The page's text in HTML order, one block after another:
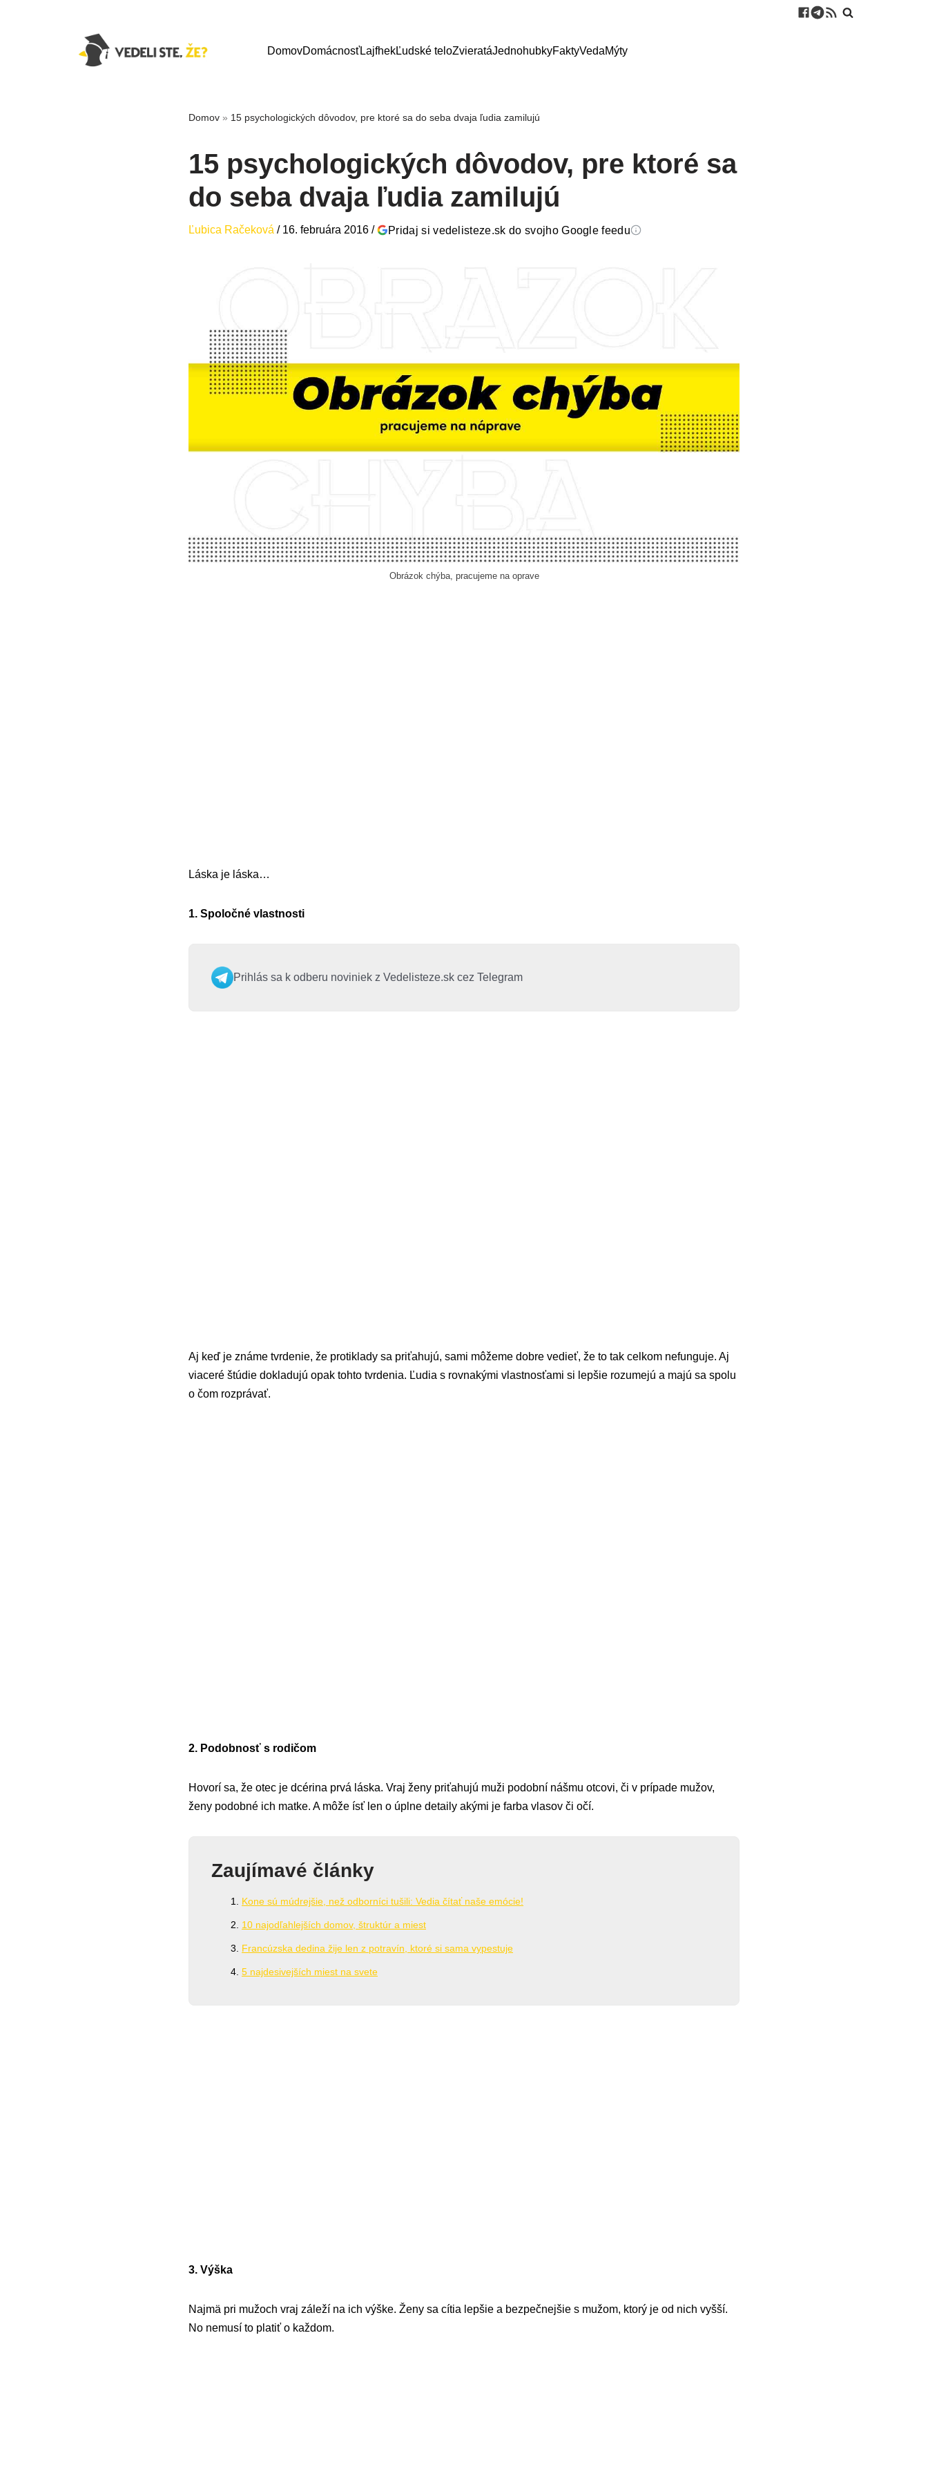
DomovDomácnosťLajfhekĽudské teloZvieratáJednohubkyFaktyVedaMýty
Domov » 15 psychologických dôvodov, pre ktoré sa do seba dvaja ľudia zamilujú
15 psychologických dôvodov, pre ktoré sa
do seba dvaja ľudia zamilujú
Ľubica Račeková / 16. februára 2016 / Pridaj si vedelisteze.sk do svojho Google feedu
Obrázok chýba, pracujeme na oprave
Láska je láska…
1. Spoločné vlastnosti
Prihlás sa k odberu noviniek z Vedelisteze.sk cez Telegram
Aj keď je známe tvrdenie, že protiklady sa priťahujú, sami môžeme dobre vedieť, že to tak celkom nefunguje. Aj
viaceré štúdie dokladujú opak tohto tvrdenia. Ľudia s rovnakými vlastnosťami si lepšie rozumejú a majú sa spolu
o čom rozprávať.
2. Podobnosť s rodičom
Hovorí sa, že otec je dcérina prvá láska. Vraj ženy priťahujú muži podobní nášmu otcovi, či v prípade mužov,
ženy podobné ich matke. A môže ísť len o úplne detaily akými je farba vlasov či očí.
Zaujímavé články
Kone sú múdrejšie, než odborníci tušili: Vedia čítať naše emócie!
10 najodľahlejších domov, štruktúr a miest
Francúzska dedina žije len z potravín, ktoré si sama vypestuje
5 najdesivejších miest na svete
3. Výška
Najmä pri mužoch vraj záleží na ich výške. Ženy sa cítia lepšie a bezpečnejšie s mužom, ktorý je od nich vyšší.
No nemusí to platiť o každom.